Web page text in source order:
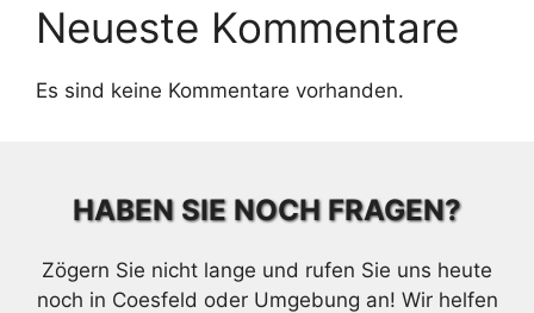
Neueste Kommentare
Es sind keine Kommentare vorhanden.
HABEN SIE NOCH FRAGEN?
Zögern Sie nicht lange und rufen Sie uns heute
noch in Coesfeld oder Umgebung an! Wir helfen